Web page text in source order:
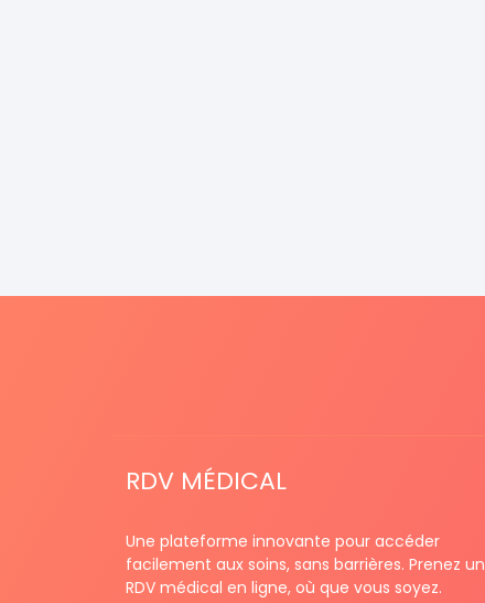
RDV MÉDICAL
Une plateforme innovante pour accéder
facilement aux soins, sans barrières. Prenez un
RDV médical en ligne, où que vous soyez.